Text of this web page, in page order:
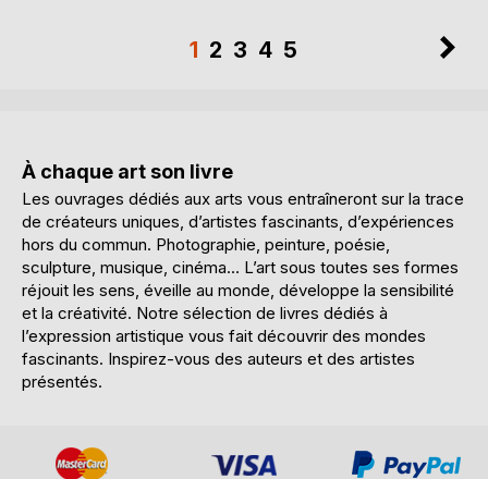
La
page
Vous
lire
la
page
1 La
2 La
3 La
4 La
5
La
À chaque art son livre
Les ouvrages dédiés aux arts vous entraîneront sur la trace
de créateurs uniques, d’artistes fascinants, d’expériences
hors du commun. Photographie, peinture, poésie,
sculpture, musique, cinéma… L’art sous toutes ses formes
réjouit les sens, éveille au monde, développe la sensibilité
et la créativité. Notre sélection de livres dédiés à
l’expression artistique vous fait découvrir des mondes
fascinants. Inspirez-vous des auteurs et des artistes
présentés.